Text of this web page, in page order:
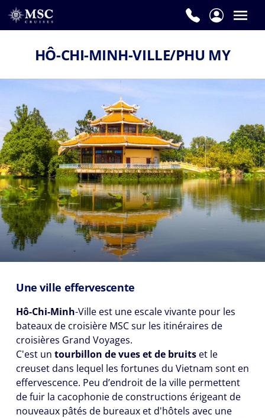
HÔ-CHI-MINH-VILLE/PHU MY
Une ville effervescente
Hô-Chi-Minh-Ville est une escale vivante pour les
bateaux de croisière MSC sur les itinéraires de
croisières Grand Voyages.
C'est un tourbillon de vues et de bruits et le
creuset dans lequel les fortunes du Vietnam sont en
effervescence. Peu d’endroit de la ville permettent
de fuir la cacophonie de constructions érigeant de
nouveaux pâtés de bureaux et d'hôtels avec une